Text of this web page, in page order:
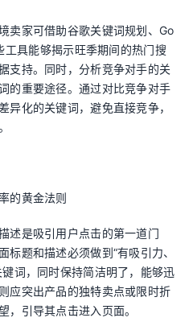
卖家可借助谷歌关键词规划、Go
具能够揭示旺季期间的热门搜
支持。同时，分析竞争对手的关
的重要途径。通过对比竞争对手
异化的关键词，避免直接竞争，
的黄金法则
述是吸引用户点击的第一道门
题和描述必须做到“有吸引力、
词，同时保持简洁明了，能够迅
应突出产品的独特卖点或限时折
，引导其点击进入页面。